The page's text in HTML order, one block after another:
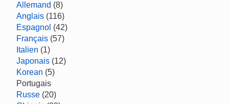
Allemand (8)
Anglais (116)
Espagnol (42)
Français (57)
Italien (1)
Japonais (12)
Korean (5)
Portugais
Russe (20)